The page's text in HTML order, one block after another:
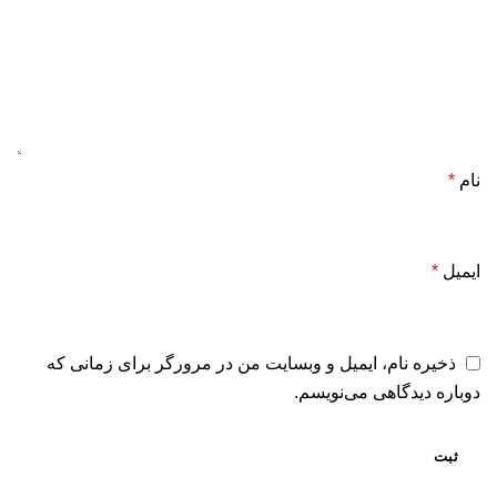
نام *
ایمیل *
ذخیره نام، ایمیل و وبسایت من در مرورگر برای زمانی که
دوباره دیدگاهی می‌نویسم.